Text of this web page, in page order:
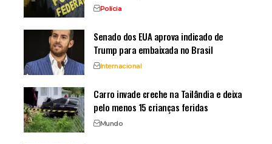
Polícia
Senado dos EUA aprova indicado de
Trump para embaixada no Brasil
Internacional
Carro invade creche na Tailândia e deixa
pelo menos 15 crianças feridas
Mundo